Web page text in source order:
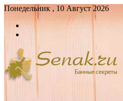
Понедельник , 10 Август 2026
Войти